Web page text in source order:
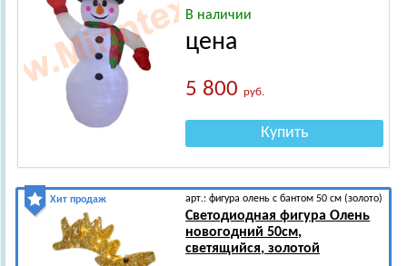
В наличии
цена
5 800руб.
Купить
Хит продаж арт.: фигура олень с бантом 50 см (золото)
Светодиодная фигура Олень
новогодний 50см,
светящийся, золотой